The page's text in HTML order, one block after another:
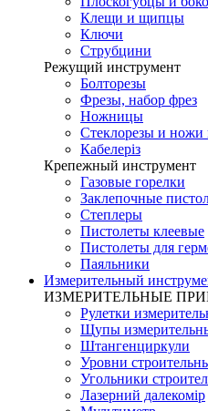
Клещи и щипцы
Ключи
Струбцини
Режущий инструмент
Болторезы
Фрезы, набор фрез
Ножницы
Стеклорезы и ножи
Кабелеріз
Крепежный инструмент
Газовые горелки
Заклепочные
Степлеры
Пистолеты клеевые
Пистолеты для
Паяльники
Измерительный
ИЗМЕРИТЕЛЬНЫЕ
Рулетки
Щупы
Штангенциркули
Уровни
Угольники
Лазерний далекомір